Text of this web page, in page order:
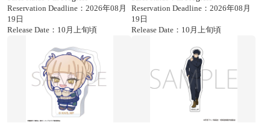
Reservation Deadline：2026年08月
19日
Release Date：10月上旬頃
Reservation Deadline：2026年08月
19日
Release Date：10月上旬頃